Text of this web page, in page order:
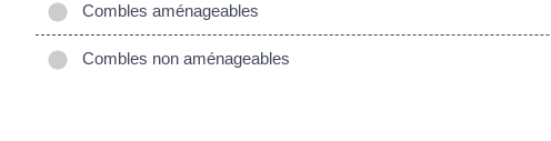
Combles aménageables
Combles non aménageables